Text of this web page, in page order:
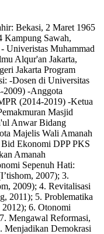
Bekasi, 2 Maret 1965
Kampung Sawah,
Univeristas Muhammad
Alqur'an Jakarta,
Jakarta Program
-Dosen di Universitas
2009) -Anggota
(2014-2019) -Ketua
Masjid
Anwar Bidang
Majelis Wali Amanah
Ekonomi DPP PKS
Amanah
Sepenuh Hati:
2007); 3.
2009); 4. Revitalisasi
2011); 5. Problematika
6. Otonomi
Mengawal Reformasi,
Menjadikan Demokrasi